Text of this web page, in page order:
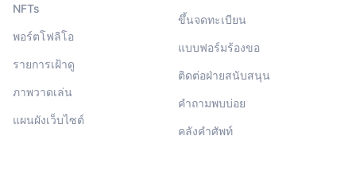
NFTs
พอร์ตโฟลิโอ
รายการเฝ้าดู
ภาพวาดเล่น
แผนผังเว็บไซต์
ขึ้นจดทะเบียน
แบบฟอร์มร้องขอ
ติดต่อฝ่ายสนับสนุน
คำถามพบบ่อย
คลังคำศัพท์